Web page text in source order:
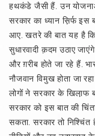
हथकंडे जैसी हैं. उन
सरकार का ध्यान स़िर्फ इस
आए. खतरे की बात यह है
सुधारवादी क़दम उठाए
और ग़रीब होते जा रहे हैं.
नौजवान विमुख होता जा
लोगों ने सरकार के खिला़फ
सरकार को इस बात की
सकता. सरकार तो